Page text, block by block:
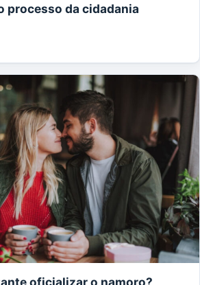
processo da cidadania
oficializar o namoro?